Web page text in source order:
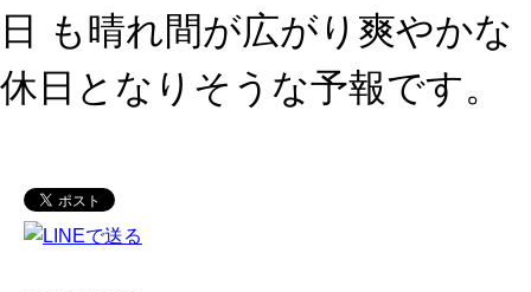
日 も晴れ間が広がり爽やかな
休日となりそうな予報です。